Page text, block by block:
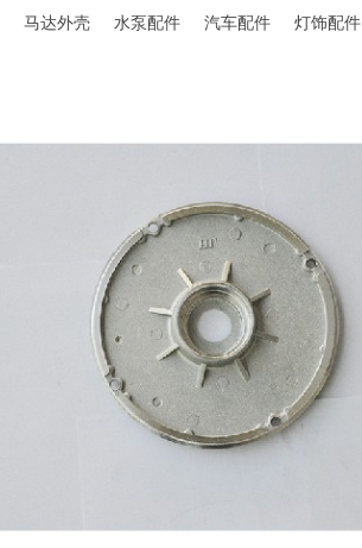
马达外壳 水泵配件 汽车配件 灯饰配件